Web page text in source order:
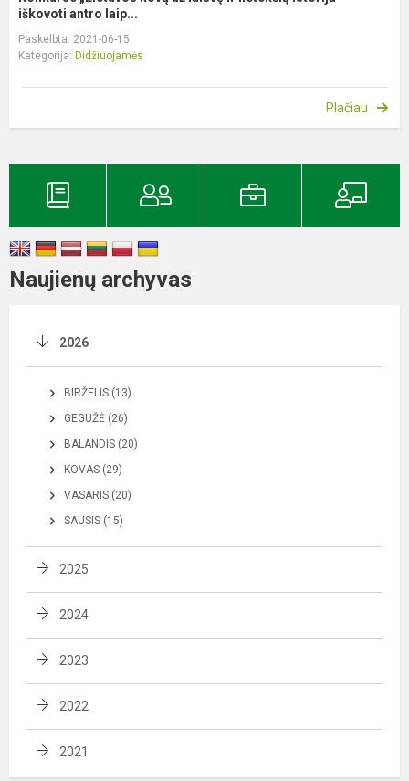
iškovoti antro laip...
Paskelbta: 2021-06-15
Kategorija: Didžiuojamės
Plačiau
Naujienų archyvas
2026
BIRŽELIS (13)
GEGUŽĖ (26)
BALANDIS (20)
KOVAS (29)
VASARIS (20)
SAUSIS (15)
2025
2024
2023
2022
2021